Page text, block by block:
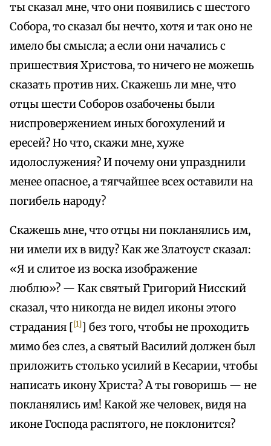
ты сказал мне, что они появились с шестого
Собора, то сказал бы нечто, хотя и так оно не
имело бы смысла; а если они начались с
пришествия Христова, то ничего не можешь
сказать против них. Скажешь ли мне, что
отцы шести Соборов озабочены были
ниспровержением иных богохулений и
ересей? Но что, скажи мне, хуже
идолослужения? И почему они упразднили
менее опасное, а тягчайшее всех оставили на
погибель народу?
Скажешь мне, что отцы ни покланялись им,
ни имели их в виду? Как же Златоуст сказал:
«Я и слитое из воска изображение
люблю»? — Как святый Григорий Нисский
сказал, что никогда не видел иконы этого
страдания [[1]] без того, чтобы не проходить
мимо без слез, а святый Василий должен был
приложить столько усилий в Кесарии, чтобы
написать икону Христа? А ты говоришь — не
покланялись им! Какой же человек, видя на
иконе Господа распятого, не поклонится?